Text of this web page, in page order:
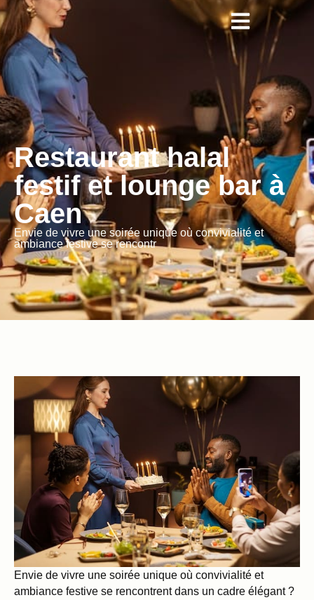
Restaurant halal
festif et lounge bar à
Caen
Envie de vivre une soirée unique où convivialité et
ambiance festive se rencontr
Envie de vivre une soirée unique où convivialité et
ambiance festive se rencontrent dans un cadre élégant ?